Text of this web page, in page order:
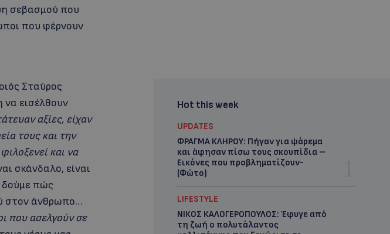
σεβασμού που
που φέρνουν
Σταύρος
εισέλθουν
αξίες, είχαν
τους και την
και να
σκάνδαλο, είναι
δούμε πώς
στον άνθρωπο…
που ασελγούν σε
Hot this week
UPDATES
ΦΡΑΓΜΑ ΚΛΗΡΟΥ: Πήγαν για ψάρεμα
και άφησαν πίσω τους σκουπίδια –
Εικόνες που προβληματίζουν-
(Φώτο)
LIFESTYLE
ΝΙΚΟΣ ΚΑΛΟΓΕΡΟΠΟΥΛΟΣ: Έφυγε από
τη ζωή ο πολυτάλαντος